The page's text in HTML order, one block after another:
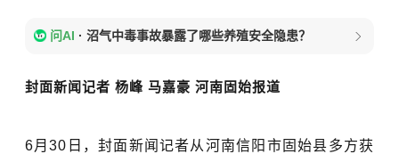
问AI · 沼气中毒事故暴露了哪些养殖安全隐患？
封面新闻记者 杨峰 马嘉豪 河南固始报道
6月30日，封面新闻记者从河南信阳市固始县多方获